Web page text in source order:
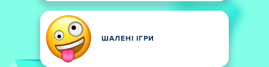
ШАЛЕНІ ІГРИ